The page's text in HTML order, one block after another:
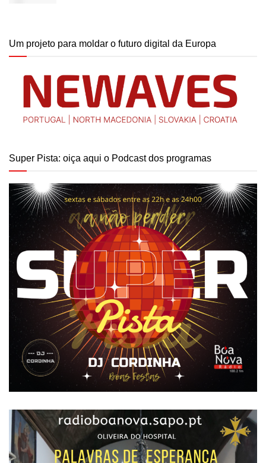
Um projeto para moldar o futuro digital da Europa
Super Pista: oiça aqui o Podcast dos programas